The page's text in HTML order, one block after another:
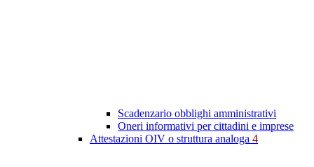
Scadenzario obblighi amministrativi
Oneri informativi per cittadini e imprese
Attestazioni OIV o struttura analoga 4